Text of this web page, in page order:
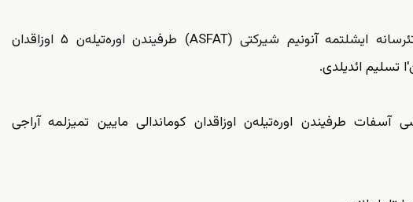
تورکیه میللی ساوونما باخانلیغی عسکری فابریکا و تئرسانه ایشلتمه آنونیم شیرکتی (ASFAT) طرفیندن اوره‌تیله‌ن ۵ اوزاقدان
آسفات طرفیندن اوره‌تیله‌ن اوزاقدان کوماندالی مایین تمیزلمه آراجی